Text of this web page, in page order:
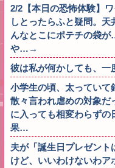
2/2【本日の恐怖体験】
しとったらふと疑問。
んなとこにポテチの袋
や…→
彼は私が何かしても、一
小学生の頃、太っていて
散々言われ虐めの対象だ
に入っても相変わらず
果…
夫が「誕生日プレゼント
けど、いいわけないわ